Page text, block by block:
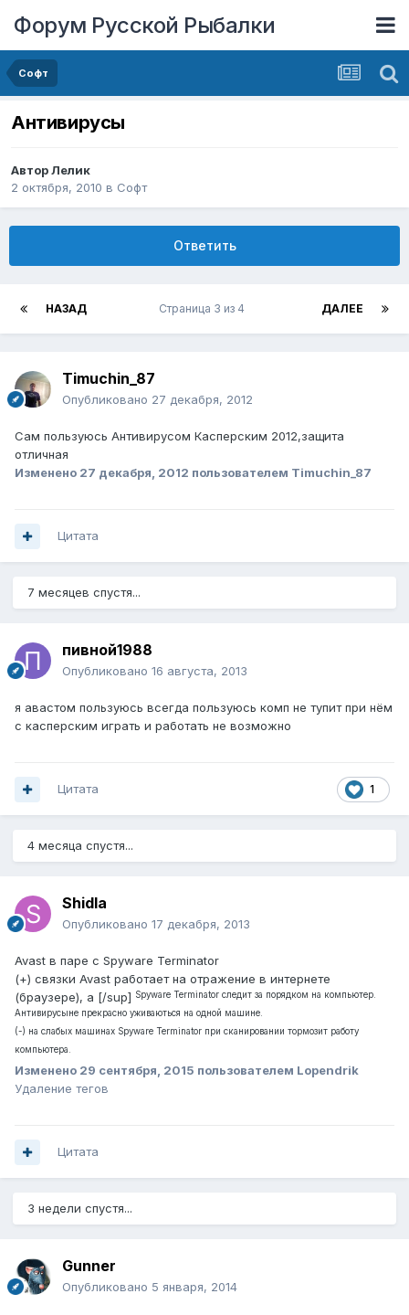
Форум Русской Рыбалки
Софт
Антивирусы
АвторЛелик
2 октября, 2010 в Софт
Ответить
НАЗАД ДАЛЕЕ
Страница 3 из 4
Timuchin_87
Опубликовано 27 декабря, 2012
Сам пользуюсь Антивирусом Касперским 2012,защита
отличная
Изменено 27 декабря, 2012 пользователем Timuchin_87
Цитата
7 месяцев спустя...
пивной1988
Опубликовано 16 августа, 2013
я авастом пользуюсь всегда пользуюсь комп не тупит при нём
с касперским играть и работать не возможно
1
Цитата
4 месяца спустя...
Shidla
Опубликовано 17 декабря, 2013
Avast в паре с Spyware Terminator
(+) связки Avast работает на отражение в интернете
(браузере), а [/sup] Spyware Terminator следит за порядком на компьютер.
Антивирусыне прекрасно уживаються на одной машине.
(-) на слабых машинах Spyware Terminator при сканировании тормозит работу
компьютера.
Изменено 29 сентября, 2015 пользователем Lopendrik
Удаление тегов
Цитата
3 недели спустя...
Gunner
Опубликовано 5 января, 2014